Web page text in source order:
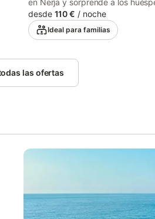
en Nerja y sorprende a los
bonitas vistas al mar. La villa de
consta de una sala de estar, una
muy bien equipada con
alojar a 9 personas. Los servicios
adicionales incluyen Wi-Fi (apto
videollamadas), aire
Distancia a pie/en coche a la
más cercana: 2,35km. Distancia
desde 110 € / noche
Ideal para familias
las ofertas